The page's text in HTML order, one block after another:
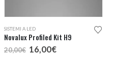
SISTEMI A LED
Novalux Profiled Kit H9
20,00€ Il
prezzo
16,00€Il